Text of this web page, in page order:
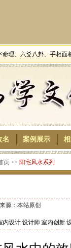
理、六爻八卦、手相
名 案例展示
页 >> 阳宅风水系列
来源：本站原创
内设计 设计师 室内创新